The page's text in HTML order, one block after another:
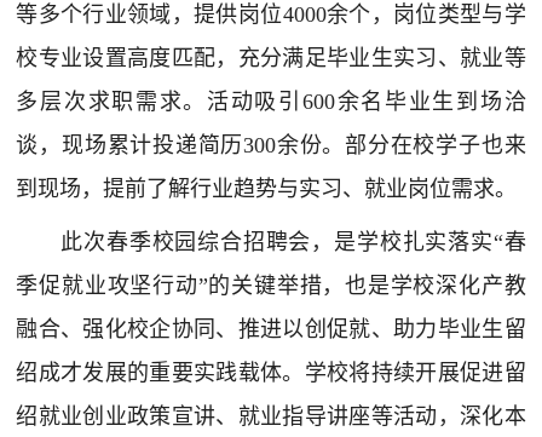
等多个行业领域，提供岗位4000余个，岗位类型与学
校专业设置高度匹配，充分满足毕业生实习、就业等
多层次求职需求。活动吸引600余名毕业生到场洽
谈，现场累计投递简历300余份。部分在校学子也来
到现场，提前了解行业趋势与实习、就业岗位需求。
此次春季校园综合招聘会，是学校扎实落实“春
季促就业攻坚行动”的关键举措，也是学校深化产教
融合、强化校企协同、推进以创促就、助力毕业生留
绍成才发展的重要实践载体。学校将持续开展促进留
绍就业创业政策宣讲、就业指导讲座等活动，深化本